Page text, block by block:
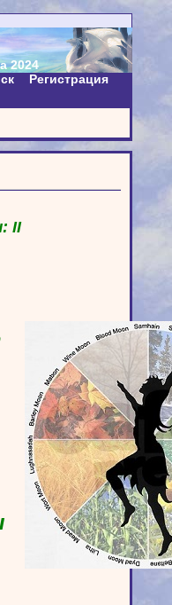
2024
Регистрация
II